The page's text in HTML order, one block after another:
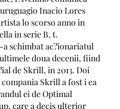
Inacio Lores
lo scorso anno in
in serie B, t.
a schimbat ac?ionariatul
doua decenii, fiind
de Skrill, in 2013. Doi
Skrill a fost i ea
ei de Optimal
care a decis ulterior